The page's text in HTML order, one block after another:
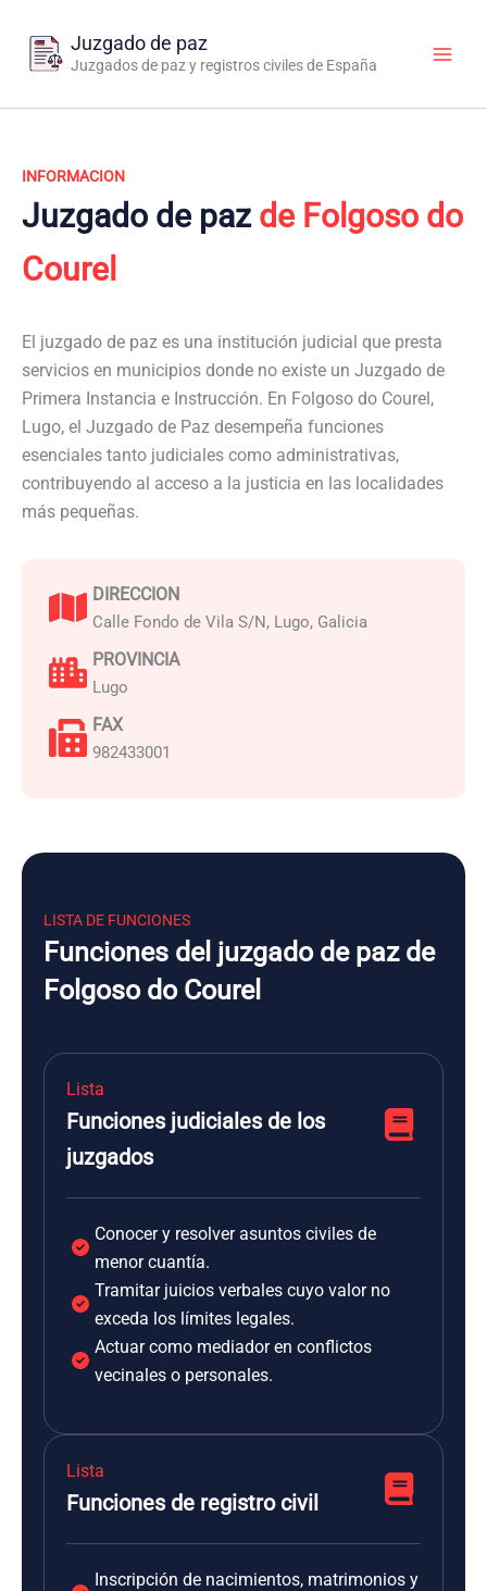
contenido
Juzgado de paz
Juzgados de paz y registros civiles de España
INFORMACION
Juzgado de paz de Folgoso do
Courel
El juzgado de paz es una institución judicial que presta
servicios en municipios donde no existe un Juzgado de
Primera Instancia e Instrucción. En Folgoso do Courel,
Lugo, el Juzgado de Paz desempeña funciones
esenciales tanto judiciales como administrativas,
contribuyendo al acceso a la justicia en las localidades
más pequeñas.
DIRECCION
Calle Fondo de Vila S/N, Lugo, Galicia
PROVINCIA
Lugo
FAX
982433001
LISTA DE FUNCIONES
Funciones del juzgado de paz de
Folgoso do Courel
Lista
Funciones judiciales de los
juzgados
Conocer y resolver asuntos civiles de
menor cuantía.
Tramitar juicios verbales cuyo valor no
exceda los límites legales.
Actuar como mediador en conflictos
vecinales o personales.
Lista
Funciones de registro civil
Inscripción de nacimientos, matrimonios y